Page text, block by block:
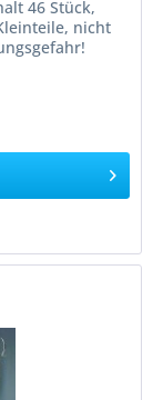
46 Stück,
nicht